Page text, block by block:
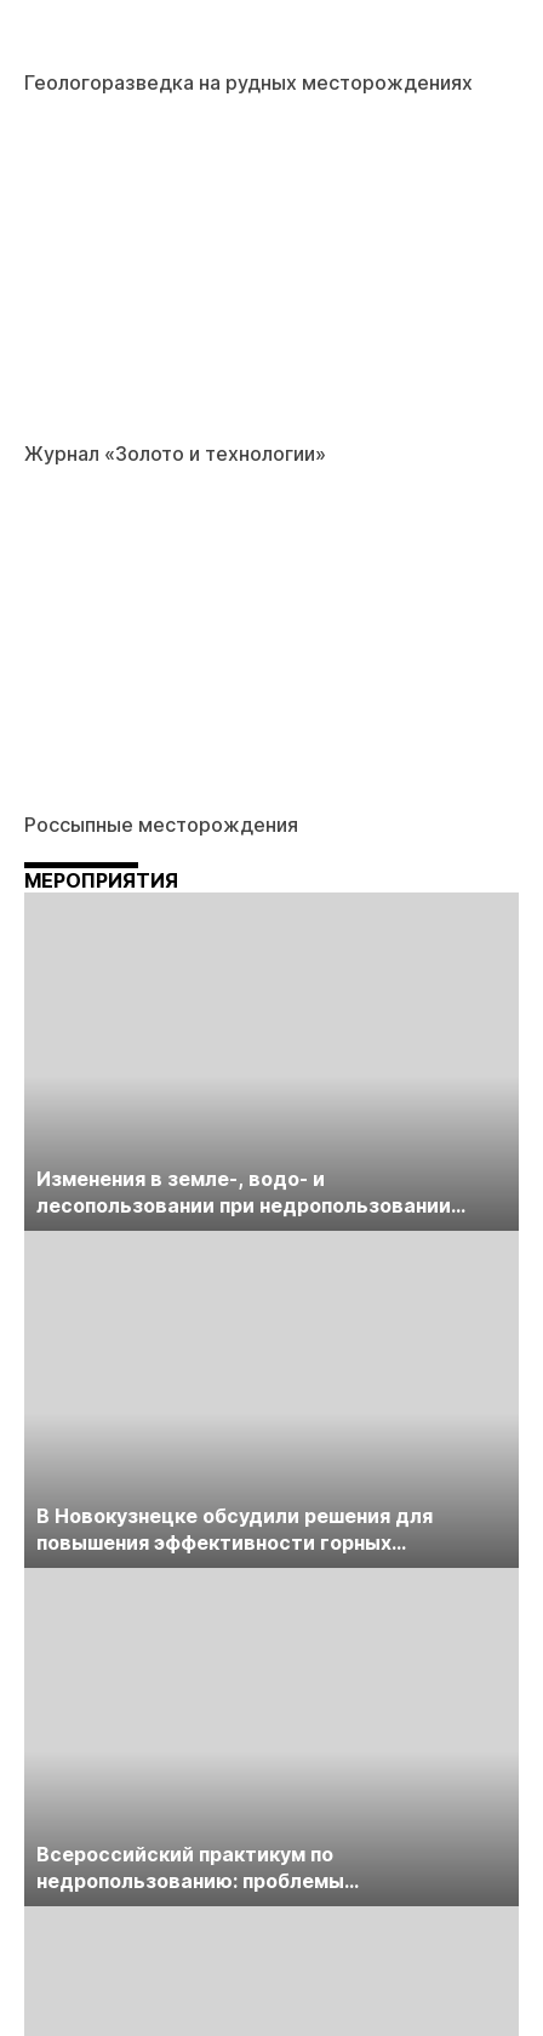
Геологоразведка на рудных месторождениях
Журнал «Золото и технологии»
Россыпные месторождения
МЕРОПРИЯТИЯ
Изменения в земле-, водо- и
лесопользовании при недропользовании
обсудят на семинаре «ПравоТЭК»
В Новокузнецке обсудили решения для
повышения эффективности горных
предприятий
Всероссийский практикум по
недропользованию: проблемы
лицензирования, цифровизации, экспертизы